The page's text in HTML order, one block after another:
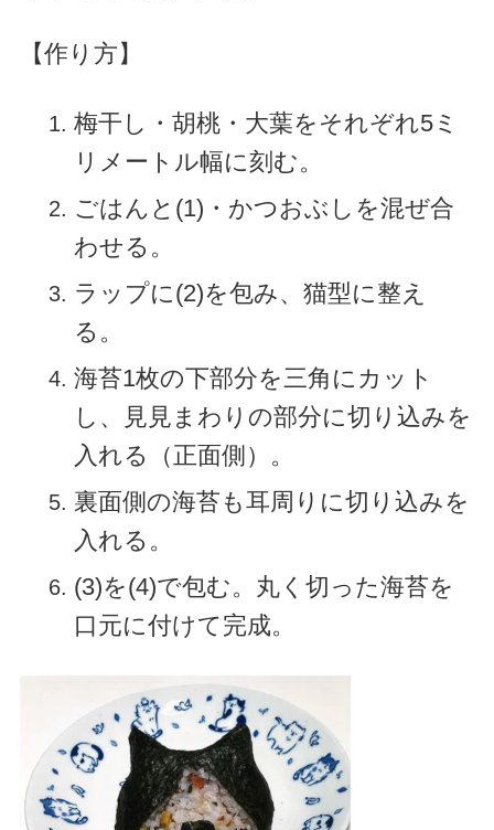
【作り方】
梅干し・胡桃・大葉をそれぞれ5ミ
リメートル幅に刻む。
ごはんと(1)・かつおぶしを混ぜ合
わせる。
ラップに(2)を包み、猫型に整え
る。
海苔1枚の下部分を三角にカット
し、見見まわりの部分に切り込みを
入れる（正面側）。
裏面側の海苔も耳周りに切り込みを
入れる。
(3)を(4)で包む。丸く切った海苔を
口元に付けて完成。